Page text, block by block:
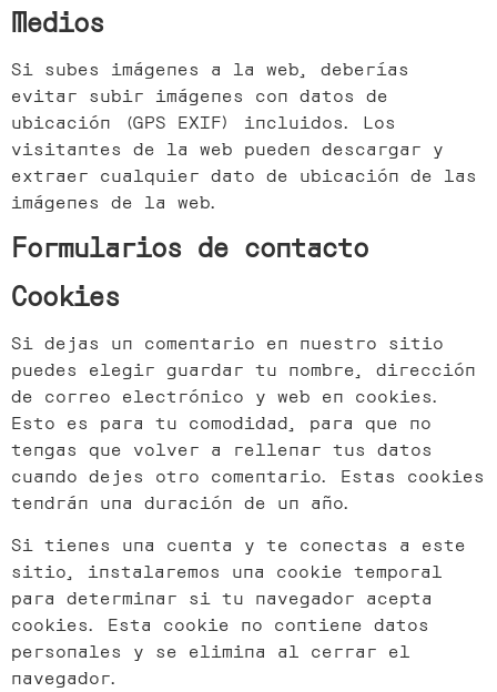
Medios
Si subes imágenes a la web, deberías
evitar subir imágenes con datos de
ubicación (GPS EXIF) incluidos. Los
visitantes de la web pueden descargar y
extraer cualquier dato de ubicación de las
imágenes de la web.
Formularios de contacto
​Cookies
Si dejas un comentario en nuestro sitio
puedes elegir guardar tu nombre, dirección
de correo electrónico y web en cookies.
Esto es para tu comodidad, para que no
tengas que volver a rellenar tus datos
cuando dejes otro comentario. Estas cookies
tendrán una duración de un año.
Si tienes una cuenta y te conectas a este
sitio, instalaremos una cookie temporal
para determinar si tu navegador acepta
cookies. Esta cookie no contiene datos
personales y se elimina al cerrar el
navegador.